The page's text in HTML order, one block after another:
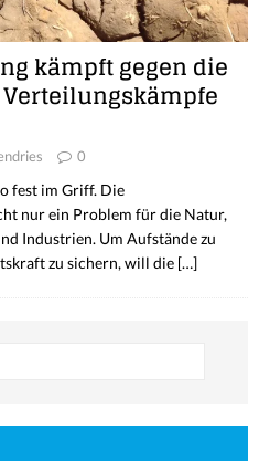
kämpft gegen die
0
fest im Griff. Die
nur ein Problem für die Natur,
Industrien. Um Aufstände zu
zu sichern, will die […]